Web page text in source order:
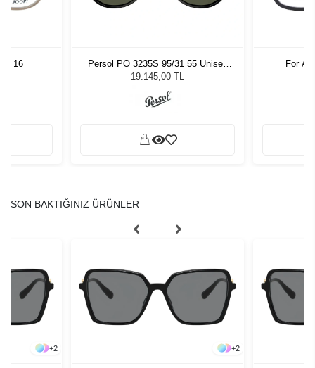
16
Persol PO 3235S 95/31 55 Unisex
Güneş Gözlüğü
19.145,00 TL
For
SON BAKTIĞINIZ ÜRÜNLER
+2 +2